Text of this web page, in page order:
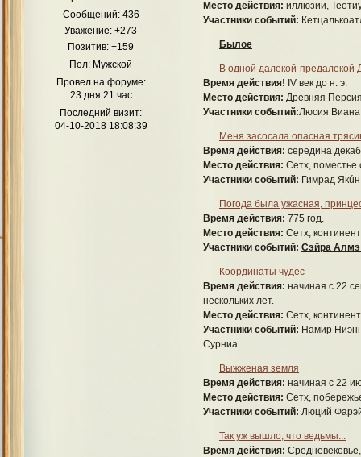
Как театр начинается с вешалки, так Приют для многих его
Сообщений:436
Уважение: +273
Позитив: +159
Пол: Мужской
Провел на форуме:
23 дня 21 час
Последний визит:
04-10-2018 18:08:39
Место действия: иллюзии,
Участники событий:
Былое
В одной далекой-предалекой
Время действия! IV век до н. э.
Место действия: Древняя
Участники событий:Люсия
Меня засосала опасная
Время действия: середина
Место действия: Сетх, поместье
Участники событий: Гимрад
Погода была ужасная,
Время действия: 775 год.
Место действия: Сетх,
Участники событий: Сэйра
Координаты чудес
Время действия: начиная с 22
нескольких лет.
Место действия: Сетх,
Участники событий: Намир
Сурниа.
Выжженая земля
Время действия: начиная с 22
Место действия: Сетх,
Участники событий: Люций
Так уж вышло, что ведьмы...
Время действия: